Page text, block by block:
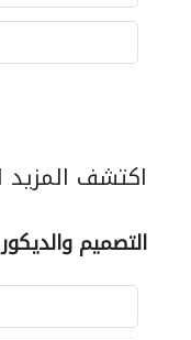
اكتشف المزيد
التصميم